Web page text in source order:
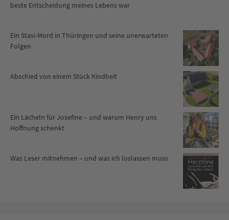
beste Entscheidung meines Lebens war
Ein Stasi-Mord in Thüringen und seine unerwarteten
Folgen
Abschied von einem Stück Kindheit
Ein Lächeln für Josefine – und warum Henry uns
Hoffnung schenkt
Was Leser mitnehmen – und was ich loslassen muss